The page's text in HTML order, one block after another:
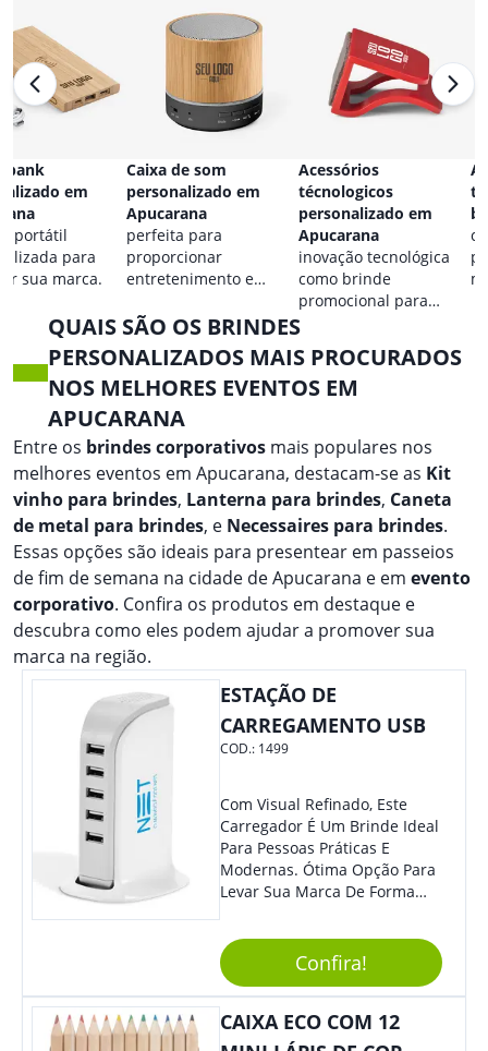
bank
em
portátil
para
sua marca.
Caixa de som
personalizado em
Apucarana
perfeita para
proporcionar
entretenimento e
qualquer ocasião.
Acessórios
técnologicos
personalizado em
Apucarana
inovação tecnológica
como brinde
promocional para
eventos.
QUAIS SÃO OS BRINDES
PERSONALIZADOS MAIS PROCURADOS
NOS MELHORES EVENTOS EM
APUCARANA
Entre os brindes corporativos mais populares nos
melhores eventos em Apucarana, destacam-se as Kit
vinho para brindes, Lanterna para brindes, Caneta
de metal para brindes, e Necessaires para brindes.
Essas opções são ideais para presentear em passeios
de fim de semana na cidade de Apucarana e em evento
corporativo. Confira os produtos em destaque e
descubra como eles podem ajudar a promover sua
marca na região.
ESTAÇÃO DE
CARREGAMENTO USB
COD.: 1499
Com Visual Refinado, Este
Carregador É Um Brinde Ideal
Para Pessoas Práticas E
Modernas. Ótima Opção Para
Levar Sua Marca De Forma
Sua Empresa Em Eventos,
Reuniões Corporativas Ou Até
Mesmo Para Presentear
Colaboradores E Parceiros De
Sua Empresa.
Confira!
CAIXA ECO COM 12